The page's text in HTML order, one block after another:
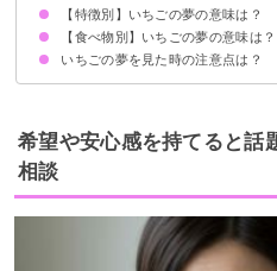
いちごをもらう夢【吉夢】
いちごがたくさん実っている夢【吉
いちご畑にいる夢【吉夢】
いちごが腐る夢【凶夢】
いちごが落ちる夢【吉夢】
【特徴別】いちごの夢の意味は？
大きいいちごの夢【願望夢】
小さいいちごの夢【凶夢】
甘いいちごの夢【吉夢】
白いいちごの夢【吉夢】
【食べ物別】いちごの夢の意味は？
いちごクレープの夢【吉夢】
いちごアイスの夢【警告夢】
いちご大福の夢【吉夢】
いちごジャムの夢【吉夢】
いちご飴の夢【警告夢】
いちごタルトの夢【願望夢】
いちごの夢を見た時の注意点は？
恋愛に積極的になる
吉夢なら話さず警告夢や凶夢は人
希望や安心感を持てると話
相談